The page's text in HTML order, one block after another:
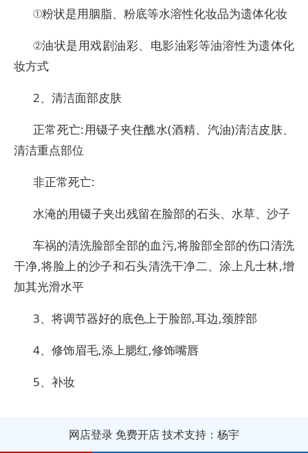
①粉状是用胭脂、粉底等水溶性化妆品为遗体化妆
②油状是用戏剧油彩、电影油彩等油溶性为遗体化
妆方式
2、清洁面部皮肤
正常死亡:用镊子夹住醮水(酒精、汽油)清洁皮肤、
清洁重点部位
非正常死亡:
水淹的用镊子夹出残留在脸部的石头、水草、沙子
车祸的清洗脸部全部的血污,将脸部全部的伤口清洗
干净,将脸上的沙子和石头清洗干净二、涂上凡士林,增
加其光滑水平
3、将调节器好的底色上于脸部,耳边,颈脖部
4、修饰眉毛,添上腮红,修饰嘴唇
5、补妆
网店登录 免费开店技术支持：杨宇